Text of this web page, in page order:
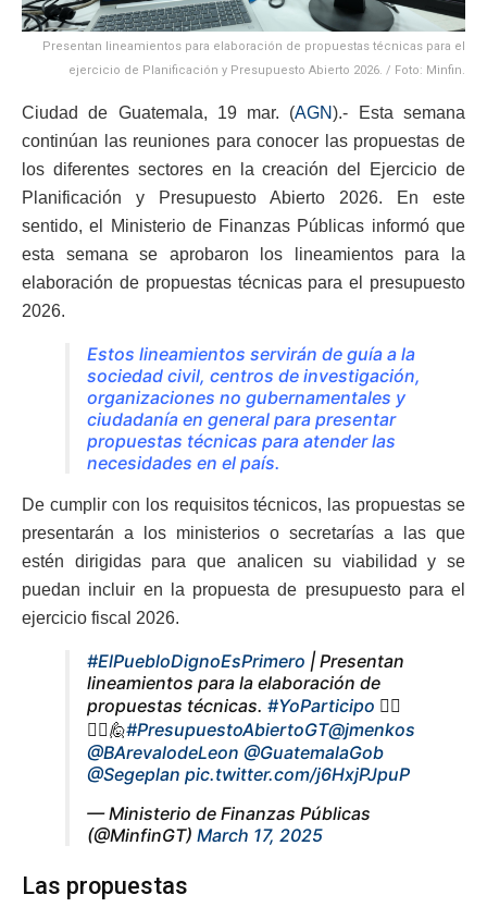
Presentan lineamientos para elaboración de propuestas técnicas para el
ejercicio de Planificación y Presupuesto Abierto 2026. / Foto: Minfin.
Ciudad de Guatemala, 19 mar. (AGN).- Esta semana
continúan las reuniones para conocer las propuestas de
los diferentes sectores en la creación del Ejercicio de
Planificación y Presupuesto Abierto 2026. En este
sentido, el Ministerio de Finanzas Públicas informó que
esta semana se aprobaron los lineamientos para la
elaboración de propuestas técnicas para el presupuesto
2026.
Estos lineamientos servirán de guía a la
sociedad civil, centros de investigación,
organizaciones no gubernamentales y
ciudadanía en general para presentar
propuestas técnicas para atender las
necesidades en el país.
De cumplir con los requisitos técnicos, las propuestas se
presentarán a los ministerios o secretarías a las que
estén dirigidas para que analicen su viabilidad y se
puedan incluir en la propuesta de presupuesto para el
ejercicio fiscal 2026.
#ElPuebloDignoEsPrimero | Presentan
lineamientos para la elaboración de
propuestas técnicas. #YoParticipo 🙋‍♂️
🙋‍♀️🙋#PresupuestoAbiertoGT@jmenkos
@BArevalodeLeon @GuatemalaGob
@Segeplan pic.twitter.com/j6HxjPJpuP
— Ministerio de Finanzas Públicas
(@MinfinGT) March 17, 2025
Las propuestas